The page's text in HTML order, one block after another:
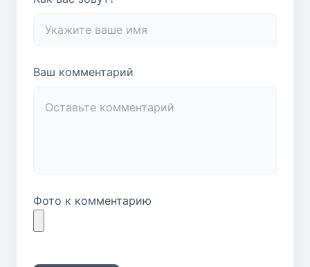
Ваш комментарий
Фото к комментарию